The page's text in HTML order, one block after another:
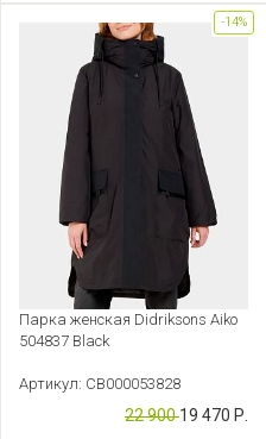
Парка женская Didriksons Aiko
504837 Black
Артикул: CB000053828
22 90019 470 Р.
-14%